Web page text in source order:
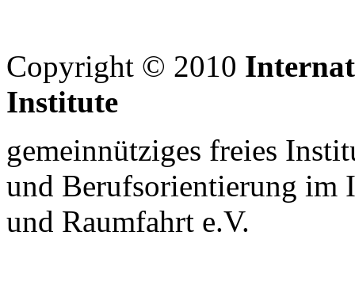
Copyright © 2010
Institute
gemeinnütziges freies
und Berufsorientierung im
und Raumfahrt e.V.